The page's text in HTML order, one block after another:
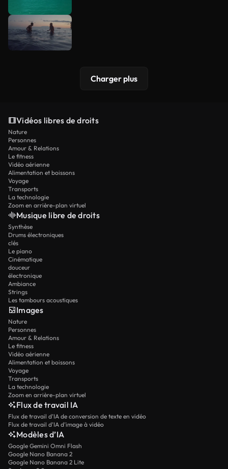
Charger plus
Vidéos libres de droits
Nature
Personnes
Amour & Relations
Le fitness
Vidéo aérienne
Alimentation et boissons
Voyage
Transports
La technologie
Zoom en arrière-plan virtuel
Musique libre de droits
Synthèse
Drums électroniques
clés
Le piano
Cinématique
douceur
électronique
Ambiance
Strings
Les tambours acoustiques
Images
Nature
Personnes
Amour & Relations
Le fitness
Vidéo aérienne
Alimentation et boissons
Voyage
Transports
La technologie
Zoom en arrière-plan virtuel
Flux de travail IA
Flux de travail d’IA de conversion de texte en vidéo
Flux de travail d’IA d’image à vidéo
Modèles d’IA
Google Gemini Omni Flash
Google Nano Banana 2
Google Nano Banana 2 Lite